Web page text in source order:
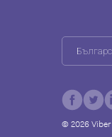
© 2026Viber